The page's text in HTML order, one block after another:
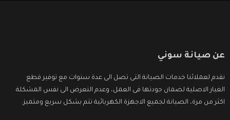
عن صيانة سوني
نقدم لعملائنا خدمات الصيانة التى تصل الى عدة سنوات مع توفير قطع
الغيار الاصلية لضمان جودتها فى العمل، وعدم التعرض الى نفس المشكلة
اكثر من مرة، الصيانة لجميع الاجهزة الكهربائية تتم بشكل سريع ومتميز.